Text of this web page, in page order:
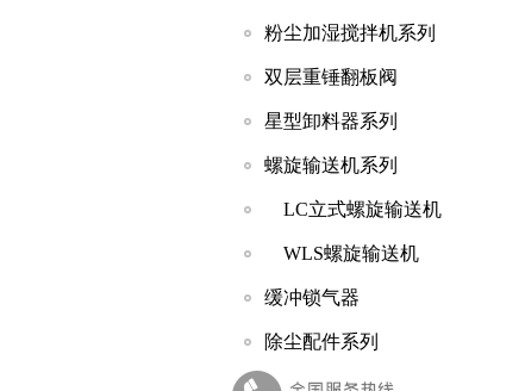
粉尘加湿搅拌机系列
双层重锤翻板阀
星型卸料器系列
螺旋输送机系列
LC立式螺旋输送机
WLS螺旋输送机
缓冲锁气器
除尘配件系列